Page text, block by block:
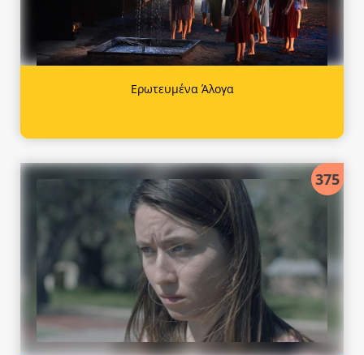
Ερωτευμένα Άλογα
375